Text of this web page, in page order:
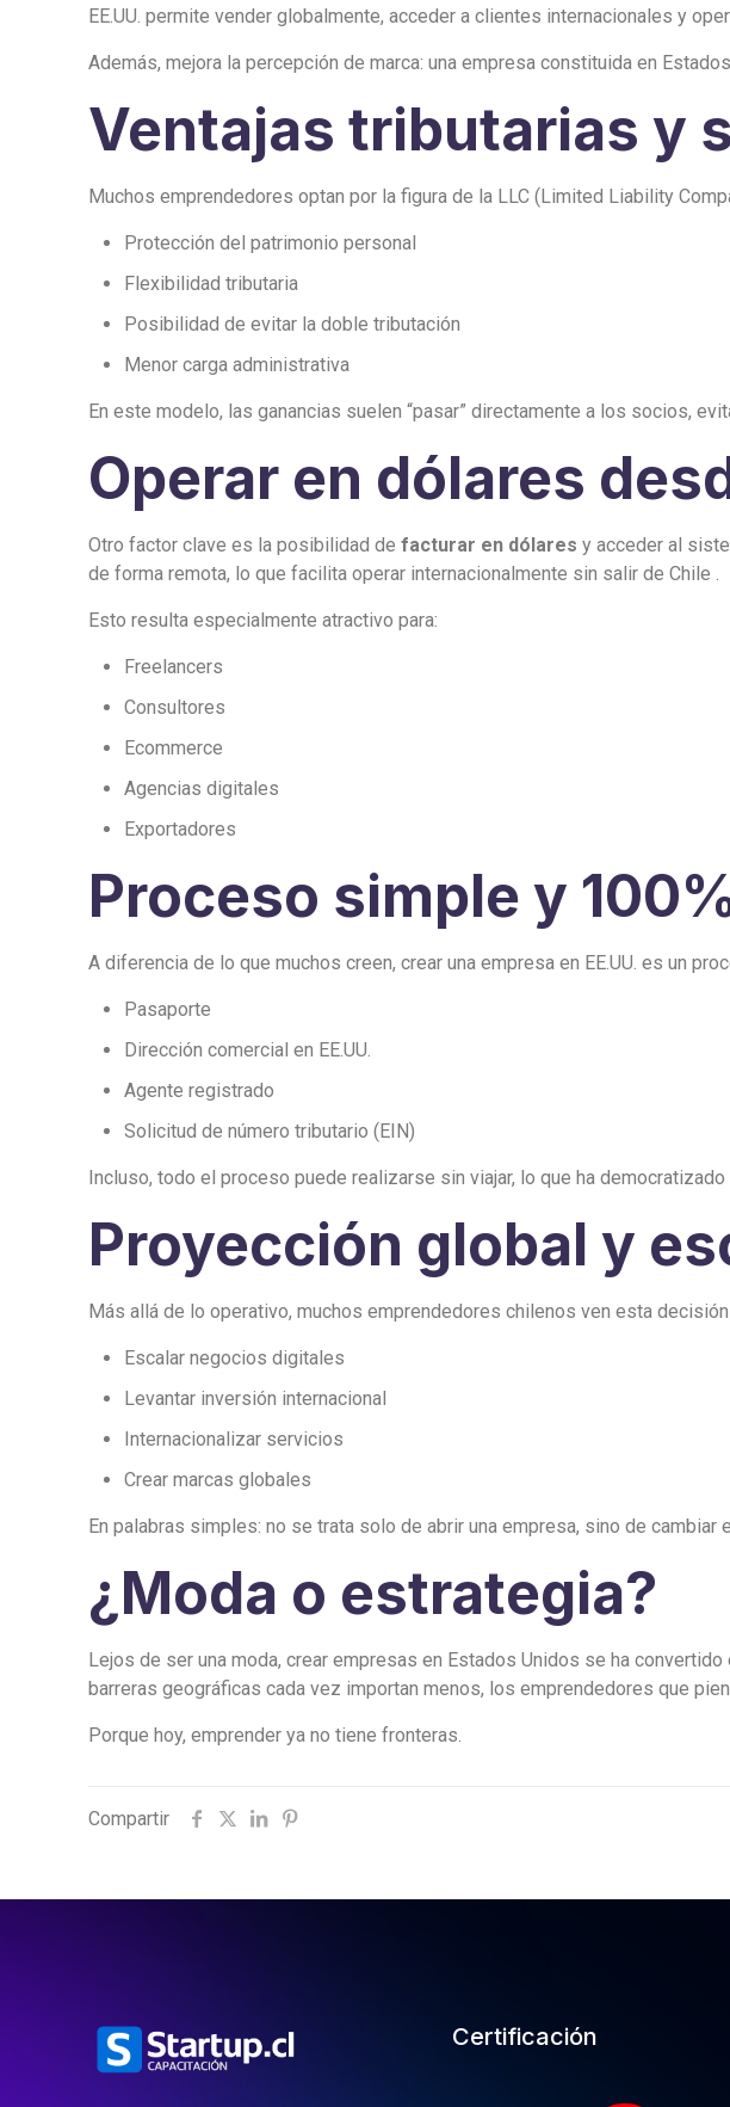
EE.UU. permite vender globalmente, acceder a clientes internacionales y
Además, mejora la percepción de marca: una empresa constituida en
Ventajas tributarias y
Muchos emprendedores optan por la figura de la LLC (Limited Liability
Protección del patrimonio personal
Flexibilidad tributaria
Posibilidad de evitar la doble tributación
Menor carga administrativa
En este modelo, las ganancias suelen “pasar” directamente a los socios,
Operar en dólares
Otro factor clave es la posibilidad defacturar en dólares y acceder al
de forma remota, lo que facilita operar internacionalmente sin salir de Chile .
Esto resulta especialmente atractivo para:
Freelancers
Consultores
Ecommerce
Agencias digitales
Exportadores
Proceso simple y
A diferencia de lo que muchos creen, crear una empresa en EE.UU. es un
Pasaporte
Dirección comercial en EE.UU.
Agente registrado
Solicitud de número tributario (EIN)
Incluso, todo el proceso puede realizarse sin viajar, lo que ha
Proyección global y
Más allá de lo operativo, muchos emprendedores chilenos ven esta
Escalar negocios digitales
Levantar inversión internacional
Internacionalizar servicios
Crear marcas globales
En palabras simples: no se trata solo de abrir una empresa, sino de cambiar
¿Moda o estrategia?
Lejos de ser una moda, crear empresas en Estados Unidos se ha
barreras geográficas cada vez importan menos, los emprendedores que
Porque hoy, emprender ya no tiene fronteras.
Compartir
Certificación